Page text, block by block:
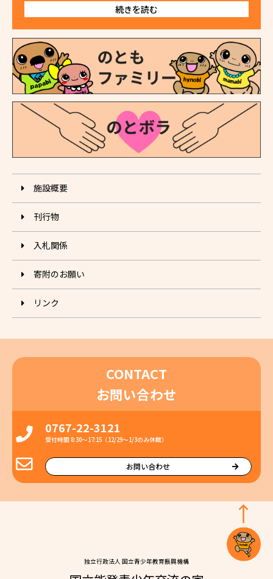
続きを読む
施設概要
刊⾏物
入札関係
寄附のお願い
リンク
CONTACT
お問い合わせ
0767-22-3121
受付時間 8:30〜17:15（12/29〜1/3のみ休館）
お問い合わせ
独⽴⾏政法⼈ 国⽴⻘少年教育振興機構